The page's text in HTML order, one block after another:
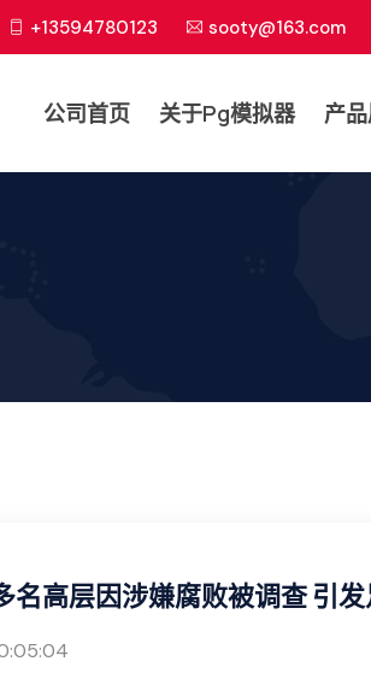
+13594780123 sooty@163.com
公司首页 关于pg模拟器 产
名高层因涉嫌腐败被调查 引